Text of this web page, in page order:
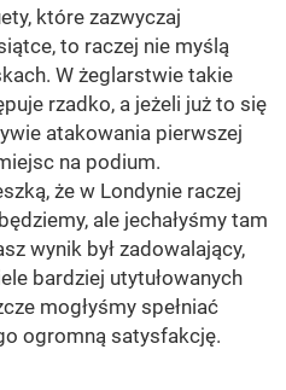
które zazwyczaj
to raczej nie myślą
W żeglarstwie takie
rzadko, a jeżeli już to się
atakowania pierwszej
na podium.
że w Londynie raczej
ale jechałyśmy tam
wynik był zadowalający,
bardziej utytułowanych
mogłyśmy spełniać
ogromną satysfakcję.